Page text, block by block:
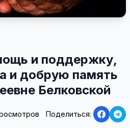
и поддержку,
и добрую память
Белковской
Поделиться: